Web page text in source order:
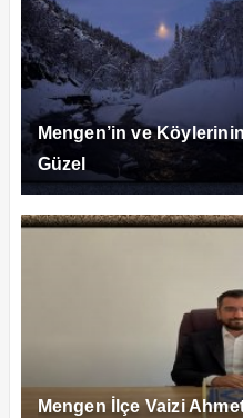
Mengen’in ve
Güzel
Mengen İlçe Vaizi